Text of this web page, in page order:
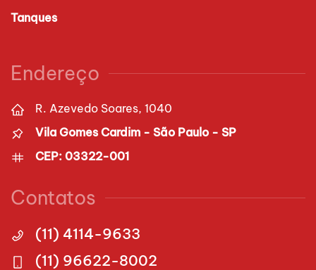
Tanques
Endereço
R. Azevedo Soares, 1040
Vila Gomes Cardim - São Paulo - SP
CEP: 03322-001
Contatos
(11) 4114-9633
(11) 96622-8002